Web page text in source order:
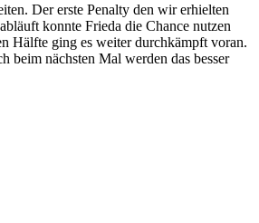
Der erste Penalty den wir erhielten
konnte Frieda die Chance nutzen
Hälfte ging es weiter durchkämpft voran.
beim nächsten Mal werden das besser